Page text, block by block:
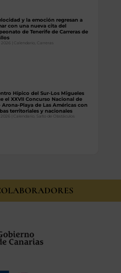
y la emoción regresan a
con una nueva cita del
de Tenerife de Carreras de
2026 Calendario, Carreras
Hípico del Sur-Los Migueles
el XXVII Concurso Nacional de
Arona-Playa de Las Américas con
territoriales y nacionales
Calendario, Salto de Obstáculos